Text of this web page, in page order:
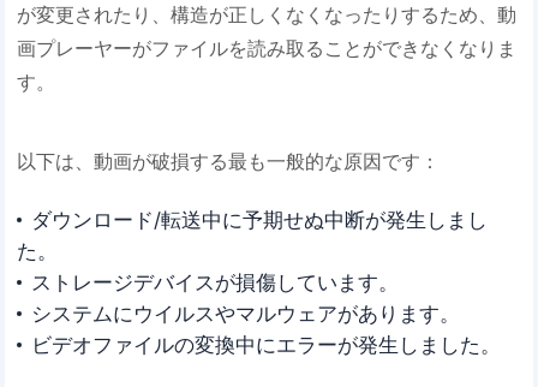
が変更されたり、構造が正しくなくなったりするため、動
画プレーヤーがファイルを読み取ることができなくなりま
す。
以下は、動画が破損する最も一般的な原因です：
ダウンロード/転送中に予期せぬ中断が発生しまし
た。
ストレージデバイスが損傷しています。
システムにウイルスやマルウェアがあります。
ビデオファイルの変換中にエラーが発生しました。